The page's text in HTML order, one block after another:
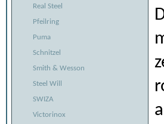
Real Steel
Pfeilring
Puma
Schnitzel
Smith & Wesson
Steel Will
SWIZA
Victorinox